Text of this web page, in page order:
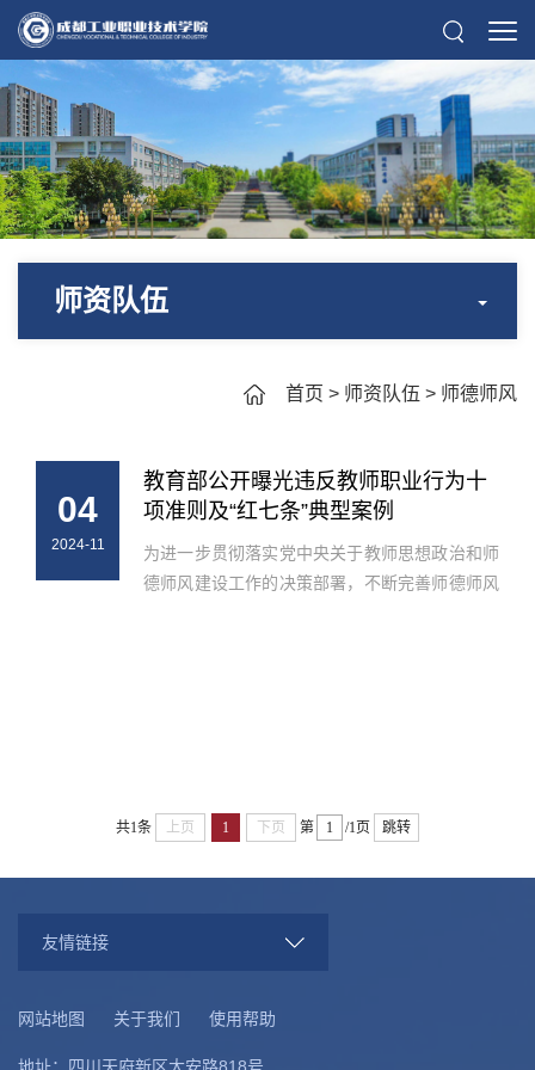
师资队伍
首页 > 师资队伍 > 师德师风
04
2024-11
教育部公开曝光违反教师职业行为十
项准则及“红七条”典型案例
为进一步贯彻落实党中央关于教师思想政治和师
德师风建设工作的决策部署，不断完善师德师风
共1条 上页 1 下页 第 /1页 跳转
友情链接
网站地图 关于我们 使用帮助